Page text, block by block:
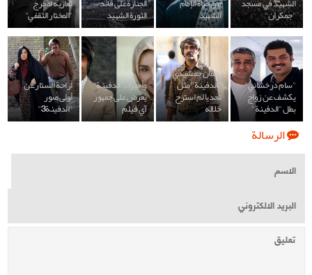
"جمكران" الشهيد الثورة الشهيد "المختار الثقفي"
"سام درخشاني"
يكشف عن زواج
بطل "الدفينة"
بجمان جمشيدي:
"الدفينة" مثل
تحديا لم استرح
خلاله
وأخيرا.."الدفينة"
يعرض على جمهور
آي فيلم
ازاحة الستار عن
أولى صور
"الدفينة3"
الرسالة